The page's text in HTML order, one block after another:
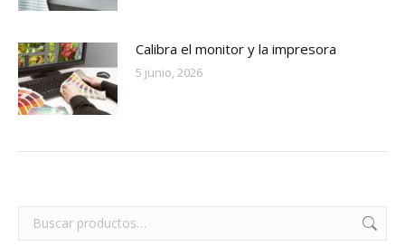
Calibra el monitor y la impresora
5 junio, 2026